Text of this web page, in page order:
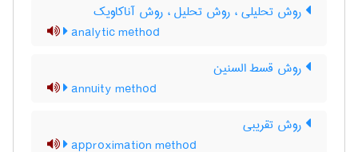
روش تحلیلی ، روش تحلیل ، روش آناکاویک
analytic method
روش قسط السنین
annuity method
روش تقریبی
approximation method